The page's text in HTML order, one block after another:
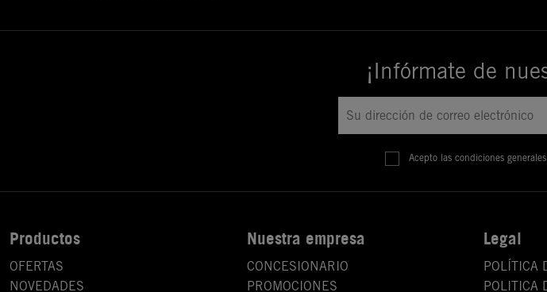
¡Infórmate de
Acepto las condiciones
Productos
OFERTAS
NOVEDADES
Nuestra empresa
CONCESIONARIO
PROMOCIONES
Legal
POLÍTICA
POLITICA